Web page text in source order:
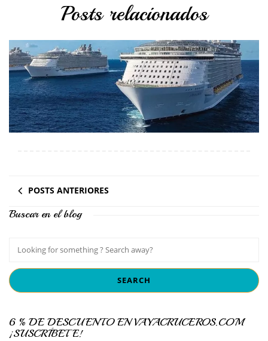
Posts relacionados
POSTS ANTERIORES
Buscar en el blog
6 % DE DESCUENTO EN VAYACRUCEROS.COM
¡SUSCRÍBETE!